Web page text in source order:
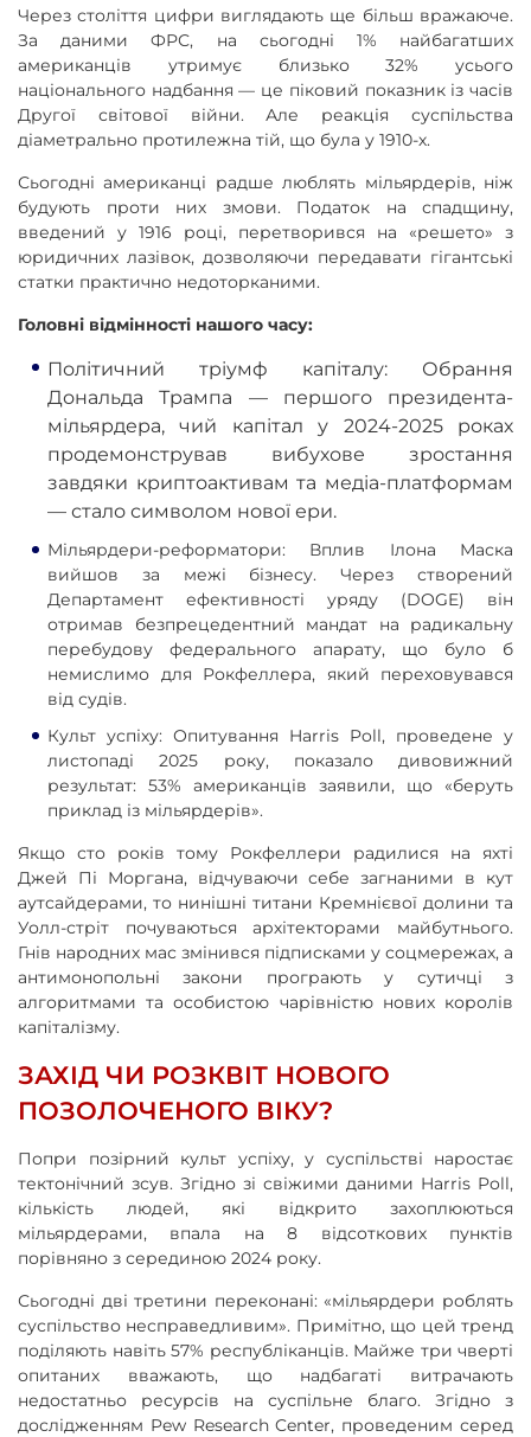
Через століття цифри виглядають ще більш вражаюче.
За даними ФРС, на сьогодні 1% найбагатших
американців утримує близько 32% усього
національного надбання — це піковий показник із часів
Другої світової війни. Але реакція суспільства
діаметрально протилежна тій, що була у 1910-х.
Сьогодні американці радше люблять мільярдерів, ніж
будують проти них змови. Податок на спадщину,
введений у 1916 році, перетворився на «решето» з
юридичних лазівок, дозволяючи передавати гігантські
статки практично недоторканими.
Головні відмінності нашого часу:
Політичний тріумф капіталу: Обрання
Дональда Трампа — першого президента-
мільярдера, чий капітал у 2024-2025 роках
продемонстрував вибухове зростання
завдяки криптоактивам та медіа-платформам
— стало символом нової ери.
Мільярдери-реформатори: Вплив Ілона Маска
вийшов за межі бізнесу. Через створений
Департамент ефективності уряду (DOGE) він
отримав безпрецедентний мандат на радикальну
перебудову федерального апарату, що було б
немислимо для Рокфеллера, який переховувався
від судів.
Культ успіху: Опитування Harris Poll, проведене у
листопаді 2025 року, показало дивовижний
результат: 53% американців заявили, що «беруть
приклад із мільярдерів».
Якщо сто років тому Рокфеллери радилися на яхті
Джей Пі Моргана, відчуваючи себе загнаними в кут
аутсайдерами, то нинішні титани Кремнієвої долини та
Уолл-стріт почуваються архітекторами майбутнього.
Гнів народних мас змінився підписками у соцмережах, а
антимонопольні закони програють у сутичці з
алгоритмами та особистою чарівністю нових королів
капіталізму.
ЗАХІД ЧИ РОЗКВІТ НОВОГО
ПОЗОЛОЧЕНОГО ВІКУ?
Попри позірний культ успіху, у суспільстві наростає
тектонічний зсув. Згідно зі свіжими даними Harris Poll,
кількість людей, які відкрито захоплюються
мільярдерами, впала на 8 відсоткових пунктів
порівняно з серединою 2024 року.
Сьогодні дві третини переконані: «мільярдери роблять
суспільство несправедливим». Примітно, що цей тренд
поділяють навіть 57% республіканців. Майже три чверті
опитаних вважають, що надбагаті витрачають
недостатньо ресурсів на суспільне благо. Згідно з
дослідженням Pew Research Center, проведеним серед